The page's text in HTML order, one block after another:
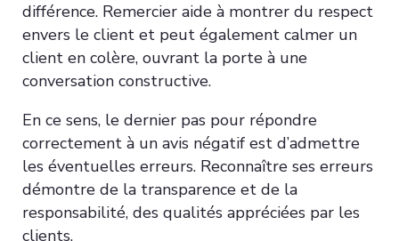
différence. Remercier aide à montrer du respect
envers le client et peut également calmer un
client en colère, ouvrant la porte à une
conversation constructive.
En ce sens, le dernier pas pour répondre
correctement à un avis négatif est d’admettre
les éventuelles erreurs. Reconnaître ses erreurs
démontre de la transparence et de la
responsabilité, des qualités appréciées par les
clients.